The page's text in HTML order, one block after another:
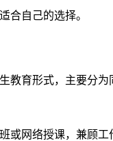
合自己的选择。
教育形式，主要分
或网络授课，兼顾工